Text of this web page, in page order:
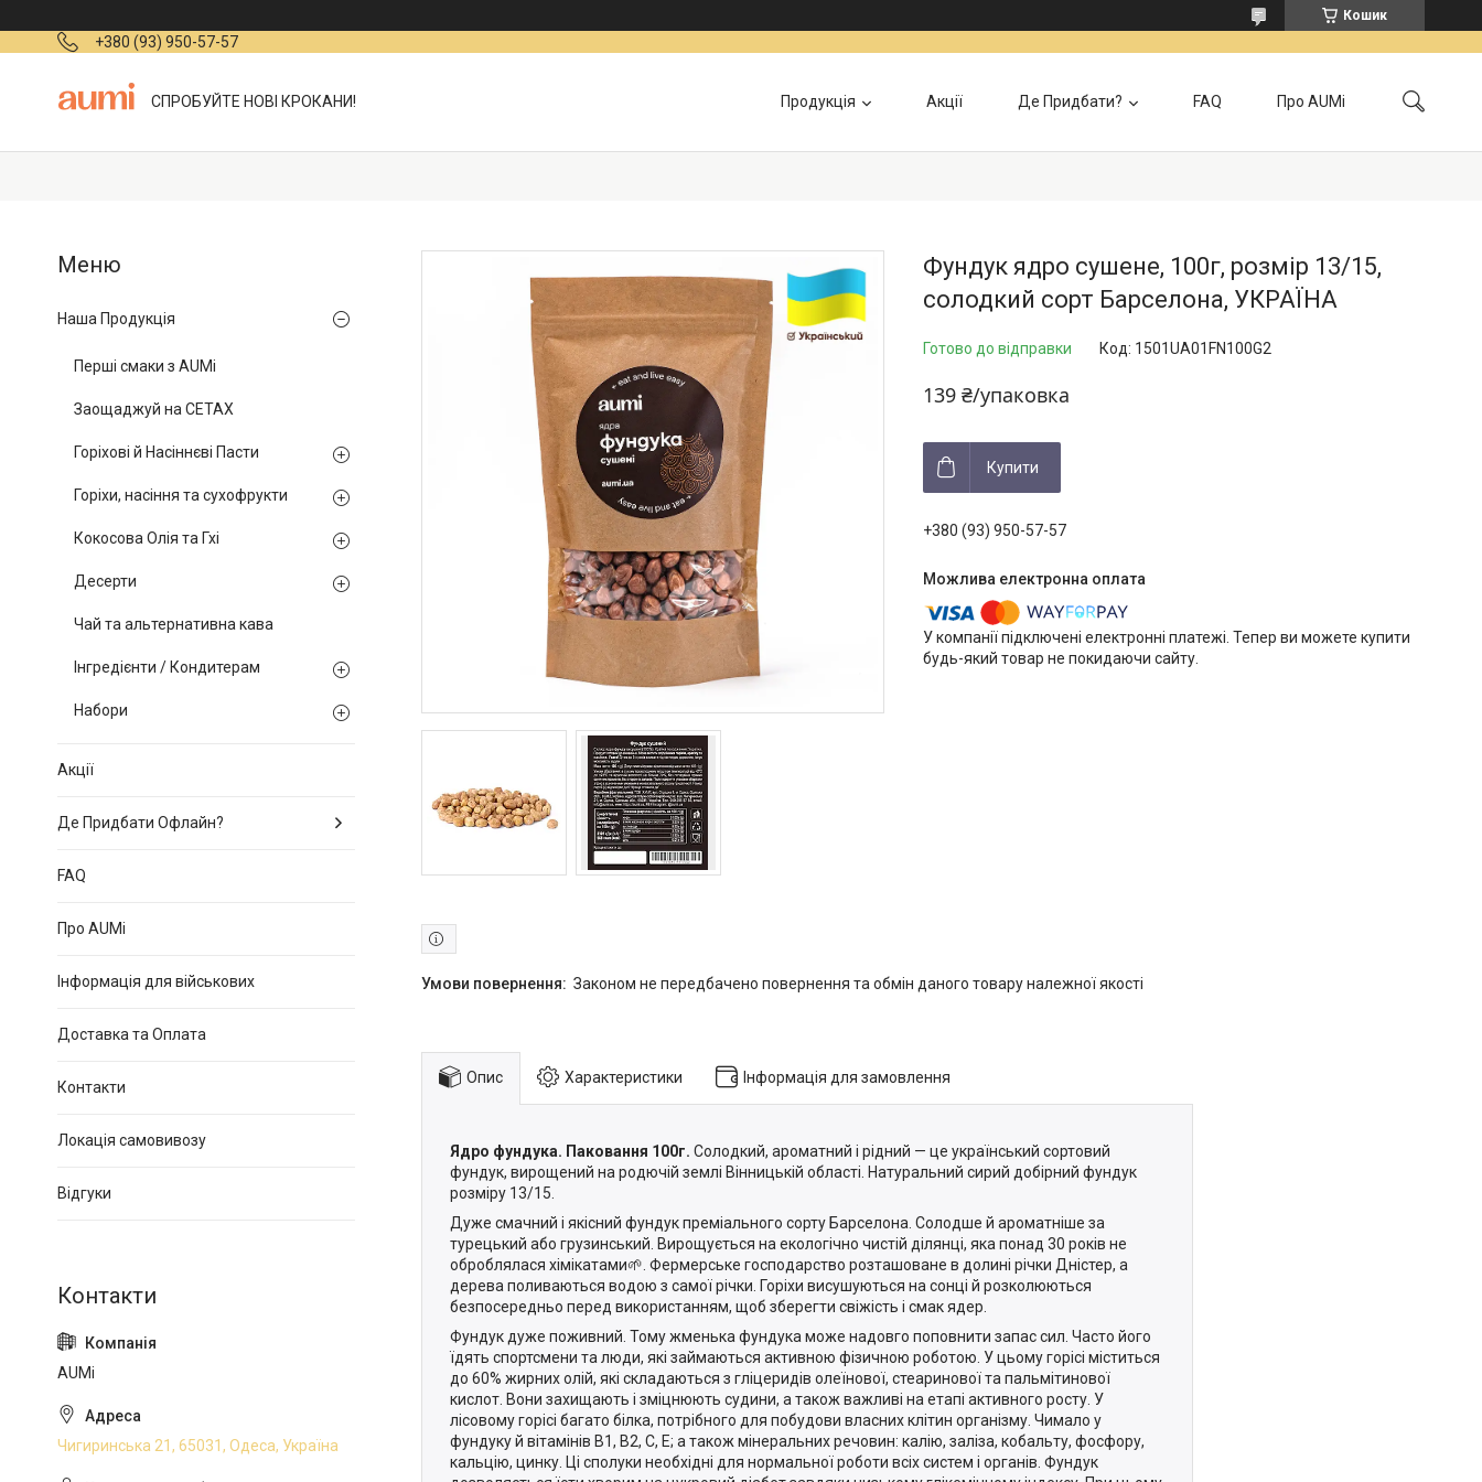
Кошик
+380 (93) 950-57-57
СПРОБУЙТЕ НОВІ КРОКАНИ! Продукція Акції Де Придбати? FAQ Про AUMi
Відгуки Головна
Фундук ядро ​​сушене, 100г, розмір 13/15,
солодкий сорт Барселона, УКРАЇНА
Готово до відправки Код: 1501UA01FN100G2
139 ₴/упаковка
Купити
+380 (93) 950-57-57
У компанії підключені електронні платежі. Тепер ви можете купити
будь-який товар не покидаючи сайту.
Законом не передбачено повернення та обмін даного товару належної якості
Опис Характеристики Інформація для замовлення
Ядро фундука. Паковання 100г. Солодкий, ароматний і рідний — це український сортовий
фундук, вирощений на родючій землі Вінницькій області. Натуральний сирий добірний фундук
розміру 13/15.
Дуже смачний і якісний фундук преміального сорту Барселона. Солодше й ароматніше за
турецький або грузинський. Вирощується на екологічно чистій ділянці, яка понад 30 років не
оброблялася хімікатами🌱. Фермерське господарство розташоване в долині річки Дністер, а
дерева поливаються водою з самої річки. Горіхи висушуються на сонці й розколюються
безпосередньо перед використанням, щоб зберегти свіжість і смак ядер.
Фундук дуже поживний. Тому жменька фундука може надовго поповнити запас сил. Часто його
їдять спортсмени та люди, які займаються активною фізичною роботою. У цьому горісі міститься
до 60% жирних олій, які складаються з гліцеридів олеїнової, стеаринової та пальмітинової
кислот. Вони захищають і зміцнюють судини, а також важливі на етапі активного росту. У
лісовому горісі багато білка, потрібного для побудови власних клітин організму. Чимало у
фундуку й вітамінів В1, В2, С, Е; а також мінеральних речовин: калію, заліза, кобальту, фосфору,
кальцію, цинку. Ці сполуки необхідні для нормальної роботи всіх систем і органів. Фундук
Наша Продукція
Перші смаки з AUMi
Заощаджуй на СЕТАХ
Горіхові й Насіннєві Пасти
Горіхи, насіння та сухофрукти
Кокосова Олія та Гхі
Десерти
Чай та альтернативна кава
Інгредієнти / Кондитерам
Набори
Акції
Де Придбати Офлайн?
FAQ
Про AUMi
Інформація для військових
Доставка та Оплата
Контакти
Локація самовивозу
Відгуки
AUMi
Чигиринська 21, 65031, Одеса, Україна